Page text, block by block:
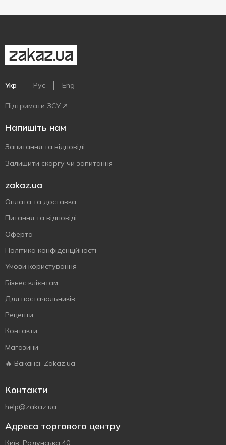
Укр Рус Eng
Підтримати ЗСУ
Напишіть нам
Запитання та відповіді
Залишити скаргу чи запитання
zakaz.ua
Оплата та доставка
Питання та відповіді
Оферта
Політика конфіденційності
Умови користування
Бізнес клієнтам
Для постачальників
Рецепти
Контакти
Магазини
🔥 Вакансії Zakaz.ua
Контакти
help@zakaz.ua
Адреса торгового центру
Київ, Радунська 40